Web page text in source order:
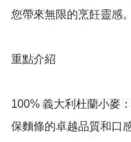
您帶來無限的烹飪靈感。
重點介紹
100% 義大利杜蘭小麥
保麵條的卓越品質和口感